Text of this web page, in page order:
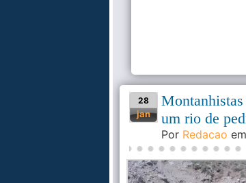
28
jan
um rio de
Por Redacao em